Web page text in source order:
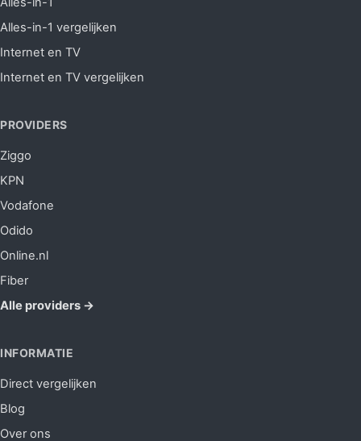
Alles-in-1 vergelijken
Internet en TV
Internet en TV vergelijken
PROVIDERS
Ziggo
KPN
Vodafone
Odido
Online.nl
Fiber
Alle providers →
INFORMATIE
Direct vergelijken
Blog
Over ons